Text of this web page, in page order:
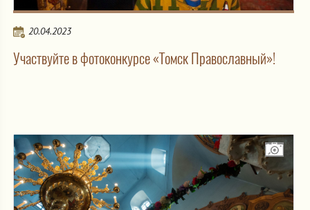
20.04.2023
Участвуйте в фотоконкурсе «Томск Православный»!